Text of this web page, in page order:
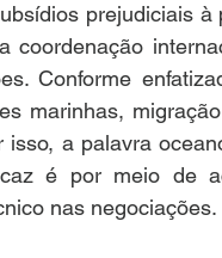
prejudiciais
coordenação
Conforme
marinhas,
a palavra
é por meio de
nas negociações.